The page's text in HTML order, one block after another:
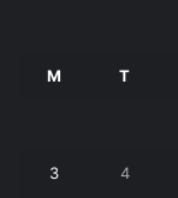
M T
3 4